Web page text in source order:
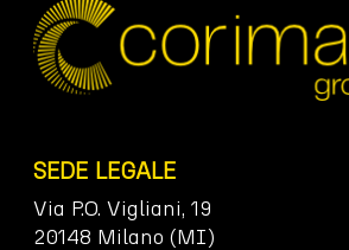
SEDE LEGALE
Via P.O. Vigliani, 19
20148 Milano (MI)